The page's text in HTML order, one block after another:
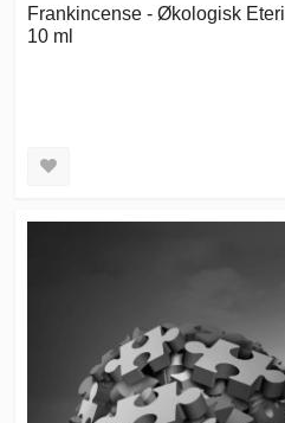
Frankincense - Økologisk
10 ml